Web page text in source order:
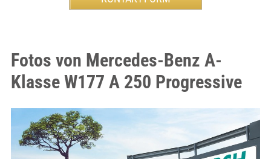
Fotos von Mercedes-Benz A-
Klasse W177 A 250 Progressive